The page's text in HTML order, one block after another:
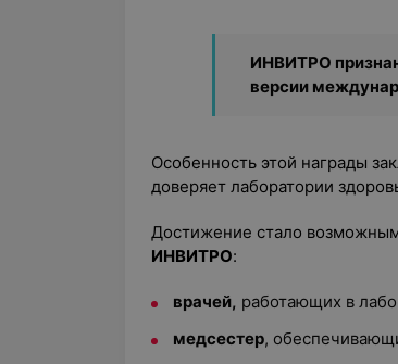
ИНВИТРО
версии
Особенность этой награды
доверяет лаборатории
Достижение стало
ИНВИТРО:
врачей, работающих в
медсестер,